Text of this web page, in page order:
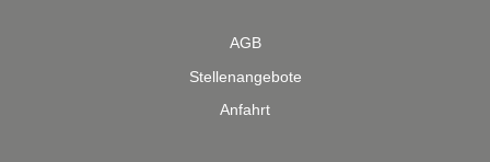
AGB
Stellenangebote
Anfahrt